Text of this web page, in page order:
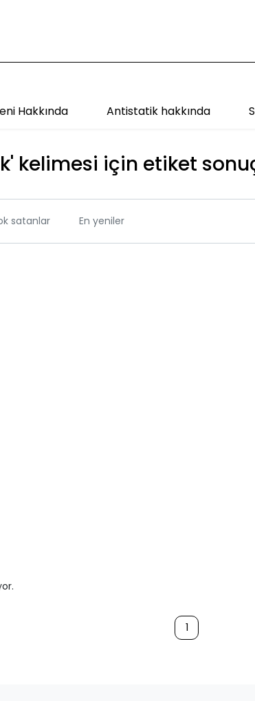
Hakkında Antistatik hakkında
kelimesi için etiket
satanlar En yeniler
1